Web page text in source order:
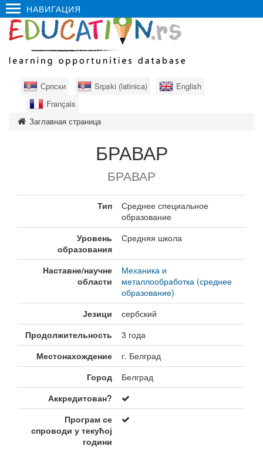
НАВИГАЦИЯ
Српски Srpski (latinica)
English
Français
Заглавная страница
БРАВАР
БРАВАР
Тип
Среднее специальное
образование
Уровень
образования
Средняя школа
Наставне/научне
области
Механика и
металлообработка (среднее
образование)
Језици
сербский
Продолжительность
3 года
Местонахождение
г. Белград
Город
Белград
Аккредитован?
Програм се
спроводи у текућој
години